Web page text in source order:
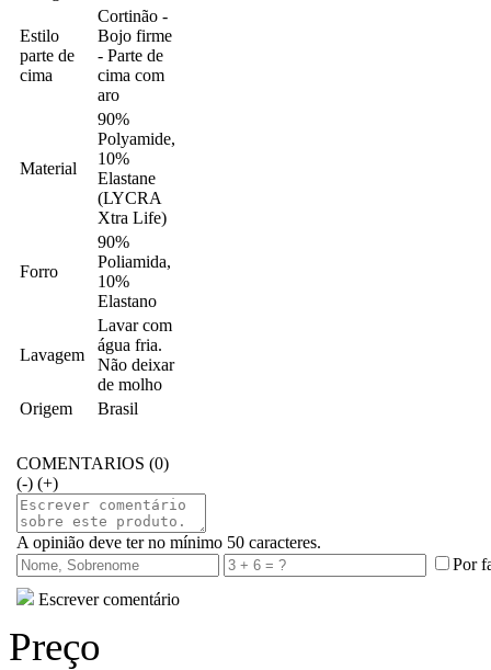
Estilo
parte de
cima
Cortinão -
Bojo firme
- Parte de
cima com
aro
Material
90%
Polyamide,
10%
Elastane
(LYCRA
Xtra Life)
Forro
90%
Poliamida,
10%
Elastano
Lavagem
Lavar com
água fria.
Não deixar
de molho
Origem
Brasil
COMENTARIOS (0)
(-) (+)
A opinião deve ter no mínimo 50 caracteres.
Por
Escrever comentário
Preço